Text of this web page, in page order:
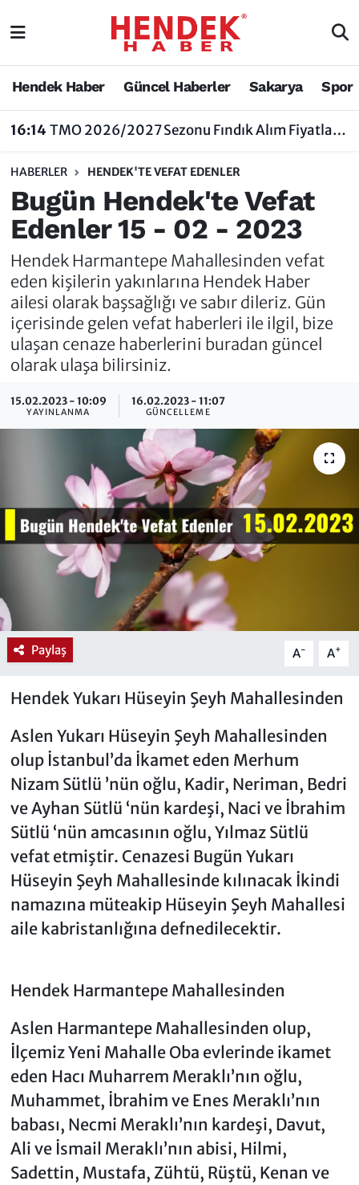
Hendek Haber Güncel Haberler Sakarya Spor
16:14TMO 2026/2027 Sezonu Fındık Alım Fiyatlarını Açıkladı
HABERLER HENDEK'TE VEFAT EDENLER
Bugün Hendek'te Vefat
Edenler 15 - 02 - 2023
Hendek Harmantepe Mahallesinden vefat
eden kişilerin yakınlarına Hendek Haber
ailesi olarak başsağlığı ve sabır dileriz. Gün
içerisinde gelen vefat haberleri ile ilgil, bize
ulaşan cenaze haberlerini buradan güncel
olarak ulaşa bilirsiniz.
15.02.2023 - 10:09
YAYINLANMA
16.02.2023 - 11:07
GÜNCELLEME
Paylaş A- A+
Hendek Yukarı Hüseyin Şeyh Mahallesinden
Aslen Yukarı Hüseyin Şeyh Mahallesinden
olup İstanbul’da İkamet eden Merhum
Nizam Sütlü ’nün oğlu, Kadir, Neriman, Bedri
ve Ayhan Sütlü ‘nün kardeşi, Naci ve İbrahim
Sütlü ‘nün amcasının oğlu, Yılmaz Sütlü
vefat etmiştir. Cenazesi Bugün Yukarı
Hüseyin Şeyh Mahallesinde kılınacak İkindi
namazına müteakip Hüseyin Şeyh Mahallesi
aile kabristanlığına defnedilecektir.
Hendek Harmantepe Mahallesinden
Aslen Harmantepe Mahallesinden olup,
İlçemiz Yeni Mahalle Oba evlerinde ikamet
eden Hacı Muharrem Meraklı’nın oğlu,
Muhammet, İbrahim ve Enes Meraklı’nın
babası, Necmi Meraklı’nın kardeşi, Davut,
Ali ve İsmail Meraklı’nın abisi, Hilmi,
Sadettin, Mustafa, Zühtü, Rüştü, Kenan ve
Hendek Haber
Nöbetçi Eczaneler
Vefat Edenler
Hendek Haber
Hakkında
Hendek Haber Reklam Servisi
Künye
İletişim
Sakarya Nöbetçi Eczaneler
Sakarya Trafik Yoğunluk Haritası
Tüm Manşetler
Son Dakika Haberleri
Haber Arşivi